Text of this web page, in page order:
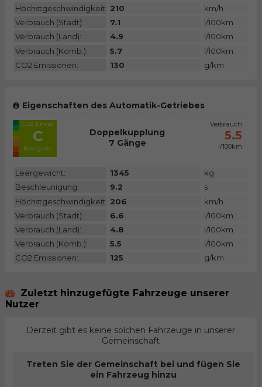
Höchstgeschwindigkeit: 210
km/h
Verbrauch (Stadt):
7.1
l/100km
Verbrauch (Land):
4.9
l/100km
Verbrauch (Komb.):
5.7
l/100km
CO2 Emissionen:
130 g/km
Eigenschaften des Automatik-Getriebes
CO2 Emiss.
C
Kategorie
Doppelkupplung
7 Gänge
Verbrauch
5.5
l/100km
Leergewicht: 1345
kg
Beschleunigung:
9.2
s
Höchstgeschwindigkeit: 206
km/h
Verbrauch (Stadt):
6.6
l/100km
Verbrauch (Land):
4.8
l/100km
Verbrauch (Komb.):
5.5
l/100km
CO2 Emissionen:
125 g/km
Zuletzt hinzugefügte Fahrzeuge unserer
Nutzer
Derzeit gibt es keine solchen Fahrzeuge in unserer
Gemeinschaft
Treten Sie der Gemeinschaft bei und fügen Sie
ein Fahrzeug hinzu